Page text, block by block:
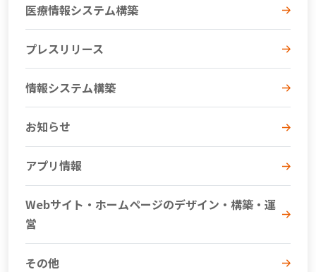
医療情報システム構築
プレスリリース
情報システム構築
お知らせ
アプリ情報
Webサイト・ホームページのデザイン・構築・運
営
その他